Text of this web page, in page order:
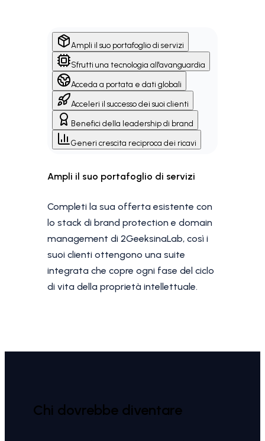
Ampli il suo portafoglio di servizi
Sfrutti una tecnologia all'avanguardia
Acceda a portata e dati globali
Acceleri il successo dei suoi clienti
Benefici della leadership di brand
Generi crescita reciproca dei ricavi
Ampli il suo portafoglio di servizi
Completi la sua offerta esistente con
lo stack di brand protection e domain
management di 2GeeksinaLab, così i
suoi clienti ottengono una suite
integrata che copre ogni fase del ciclo
di vita della proprietà intellettuale.
Chi dovrebbe diventare